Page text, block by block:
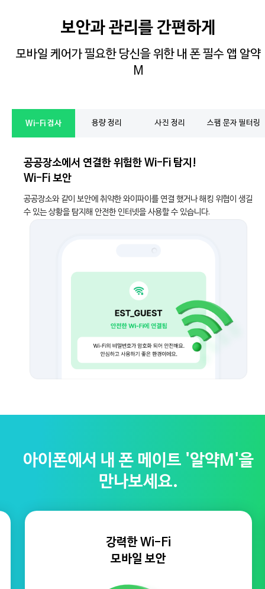
보안과 관리를 간편하게
모바일 케어가 필요한 당신을 위한 내 폰 필수 앱 알약
M
Wi-Fi 검사 용량 정리 사진 정리 스팸 문자 필터링
공공장소에서 연결한 위험한 Wi-Fi 탐지!
Wi-Fi 보안
공공장소와 같이 보안에 취약한 와이파이를 연결 했거나 해킹 위협이 생길
수 있는 상황을 탐지해 안전한 인터넷을 사용할 수 있습니다.
아이폰에서 내 폰 메이트 '알약M'을
만나보세요.
강력한 Wi-Fi
모바일 보안